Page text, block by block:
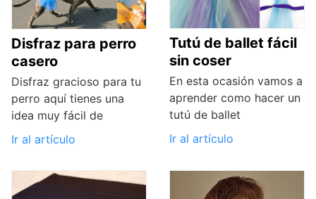
Disfraz para perro
casero
Disfraz gracioso para tu
perro aquí tienes una
idea muy fácil de
Ir al artículo
Tutú de ballet fácil
sin coser
En esta ocasión vamos a
aprender como hacer un
tutú de ballet
Ir al artículo